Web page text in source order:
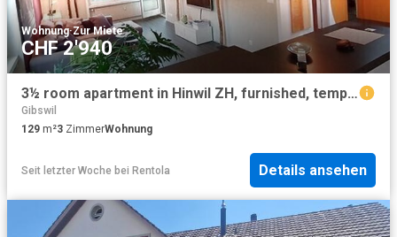
Wohnung·Zur Miete
CHF 2'940
3½ room apartment in Hinwil ZH, furnished, temporary
Gibswil
129 m²3 ZimmerWohnung
Seit letzter Woche bei Rentola Details ansehen